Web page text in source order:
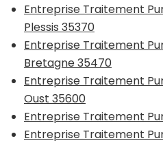
Entreprise Traitement
Plessis 35370
Entreprise Traitement
Bretagne 35470
Entreprise Traitement
Oust 35600
Entreprise Traitement
Entreprise Traitement